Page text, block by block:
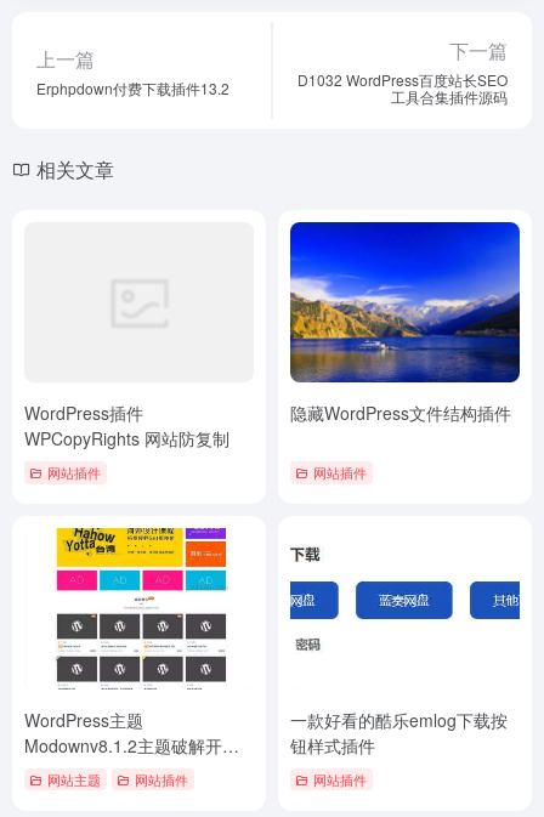
上一篇
Erphpdown付费下载插件13.2
下一篇
D1032 WordPress百度站长SEO
工具合集插件源码
相关文章
WordPress插件
WPCopyRights 网站防复制
网站插件
隐藏WordPress文件结构插件
网站插件
WordPress主题
Modownv8.1.2主题破解开源
+Erphpdown13.32+团购+自助
广告
网站主题 网站插件
一款好看的酷乐emlog下载按
钮样式插件
网站插件